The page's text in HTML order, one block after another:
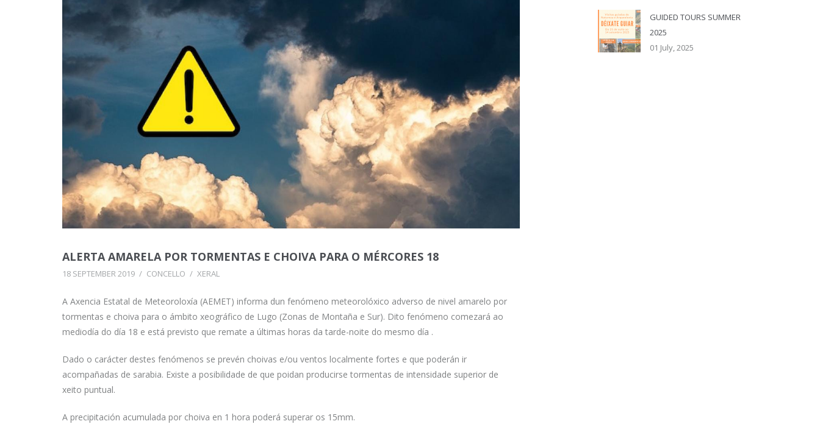
ALERTA AMARELA POR TORMENTAS E CHOIVA PARA O MÉRCORES 18
18 SEPTEMBER 2019 / CONCELLO / XERAL
A Axencia Estatal de Meteoroloxía (AEMET) informa dun fenómeno meteorolóxico adverso de nivel amarelo por
tormentas e choiva para o ámbito xeográfico de Lugo (Zonas de Montaña e Sur). Dito fenómeno comezará ao
mediodía do día 18 e está previsto que remate a últimas horas da tarde-noite do mesmo día .
Dado o carácter destes fenómenos se prevén choivas e/ou ventos localmente fortes e que poderán ir
acompañadas de sarabia. Existe a posibilidade de que poidan producirse tormentas de intensidade superior de
xeito puntual.
A precipitación acumulada por choiva en 1 hora poderá superar os 15mm.
GUIDED TOURS SUMMER
2025
01 July, 2025